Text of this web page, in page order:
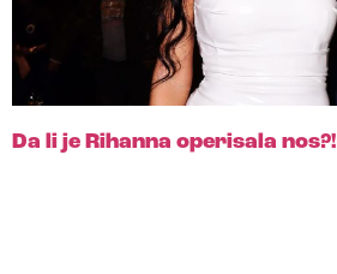
Da li je Rihanna operisala nos?!